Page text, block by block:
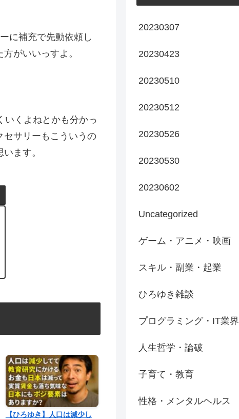
に補充で先動依頼し
がいいっすよ。
いくよねとかも分かっ
セサリーもこういうの
ます。
【ひろゆき】人口は減少し
20230307
20230423
20230510
20230512
20230526
20230530
20230602
Uncategorized
ゲーム・アニメ・映画
スキル・副業・起業
ひろゆき雑談
プログラミング・IT業界
人生哲学・論破
子育て・教育
性格・メンタルヘルス